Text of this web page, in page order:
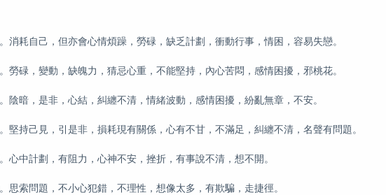
消耗自己，但亦會心情煩躁，勞碌，缺乏計劃，衝動行事，情困，容易失戀。
勞碌，變動，缺魄力，猜忌心重，不能堅持，內心苦悶，感情困擾，邪桃花。
陰暗，是非，心結，糾纏不清，情緒波動，感情困擾，紛亂無章，不安。
堅持己見，引是非，損耗現有關係，心有不甘，不滿足，糾纏不清，名聲有問題。
心中計劃，有阻力，心神不安，挫折，有事說不清，想不開。
思索問題，不小心犯錯，不理性，想像太多，有欺騙，走捷徑。